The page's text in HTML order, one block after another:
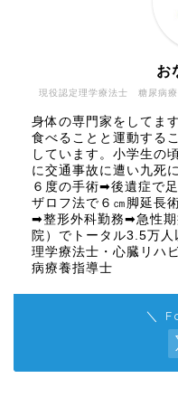
現役認定理学療法士 糖尿病
お
身体の専門家をしてま
食べることと運動する
しています。小学生の
に交通事故に遭い九死
６度の手術➡後遺症で
ザロフ法で６㎝脚延長
➡整形外科勤務➡急性期
院）でトータル3.5万
理学療法士・心臓リハ
病療養指導士
＼